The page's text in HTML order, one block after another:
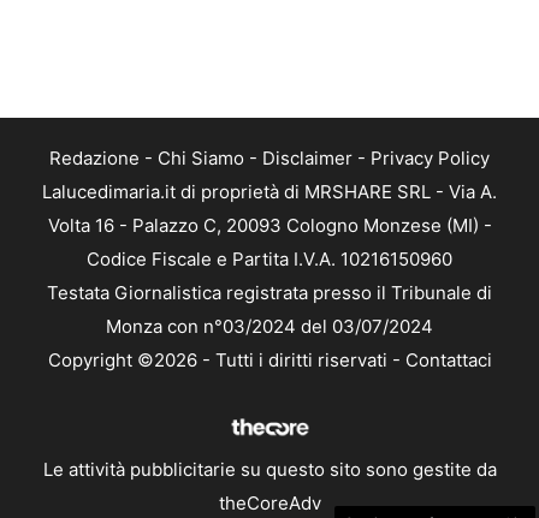
Redazione - Chi Siamo - Disclaimer - Privacy Policy
Lalucedimaria.it di proprietà di MRSHARE SRL - Via A.
Volta 16 - Palazzo C, 20093 Cologno Monzese (MI) -
Codice Fiscale e Partita I.V.A. 10216150960
Testata Giornalistica registrata presso il Tribunale di
Monza con n°03/2024 del 03/07/2024
Copyright ©2026 - Tutti i diritti riservati - Contattaci
Le attività pubblicitarie su questo sito sono gestite da
theCoreAdv